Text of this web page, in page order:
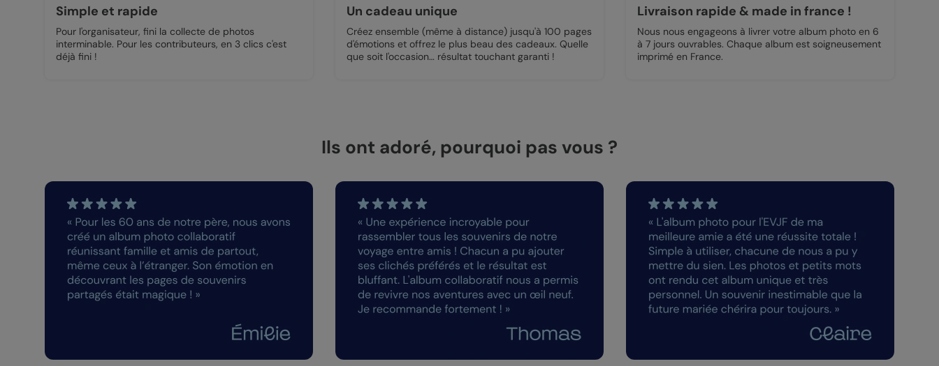
Simple et rapide
Pour l'organisateur, fini la collecte de photos
interminable. Pour les contributeurs, en 3 clics c'est
déjà fini !
Un cadeau unique
Créez ensemble (même à distance) jusqu'à 100 pages
d'émotions et offrez le plus beau des cadeaux. Quelle
que soit l'occasion… résultat touchant garanti !
Livraison rapide & made in france !
Nous nous engageons à livrer votre album photo en 6
à 7 jours ouvrables. Chaque album est soigneusement
imprimé en France.
Ils ont adoré, pourquoi pas vous ?